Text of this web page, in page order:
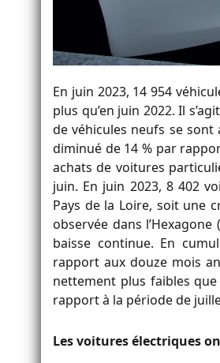
En juin 2023, 14 954
plus qu’en juin 2022. Il
de véhicules neufs se
diminué de 14 % par
achats de voitures
juin. En juin 2023, 8 402
Pays de la Loire, soit une
observée dans
baisse continue. En
rapport aux douze mois
nettement plus faibles
rapport à la période de
Les voitures électriques